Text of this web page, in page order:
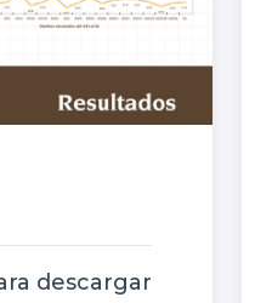
descargar